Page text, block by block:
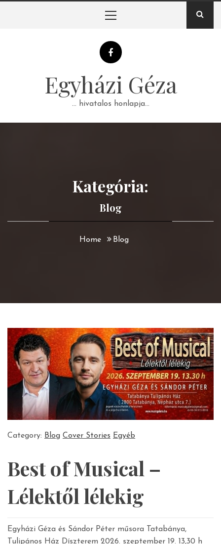
Egyházi Géza
… hivatalos honlapja…
Kategória:
Blog
Home Blog
Category: Blog Cover Stories Egyéb
Best of Musical –
Lélektől lélekig
Egyházi Géza és Sándor Péter műsora Tatabánya,
Tulipános Ház Díszterem 2026. szeptember 19. 13,30 h